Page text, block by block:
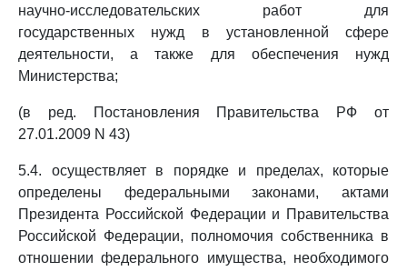
научно-исследовательских работ для
государственных нужд в установленной сфере
деятельности, а также для обеспечения нужд
Министерства;
(в ред. Постановления Правительства РФ от
27.01.2009 N 43)
5.4. осуществляет в порядке и пределах, которые
определены федеральными законами, актами
Президента Российской Федерации и Правительства
Российской Федерации, полномочия собственника в
отношении федерального имущества, необходимого